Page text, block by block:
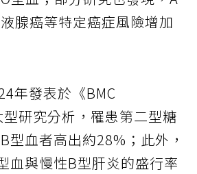
腺癌等特定癌症風險增加
年發表於《BMC
研究分析，罹患第二型糖
型血者高出約28%；此外，
血與慢性B型肝炎的盛行率